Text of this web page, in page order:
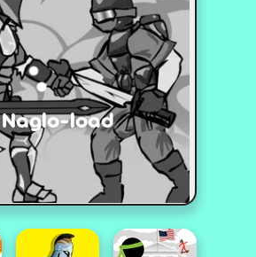
Naglo-load